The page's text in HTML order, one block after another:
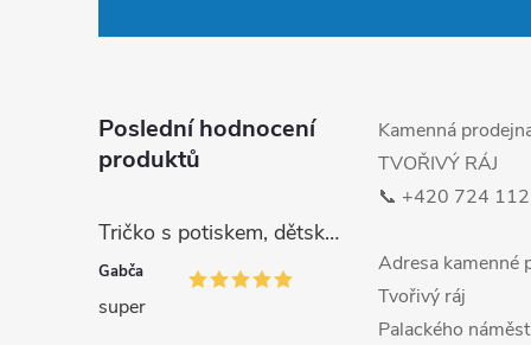
Poslední hodnocení
produktů
Tričko s potiskem, dětské, MALÁ DRŽKATÁ HOLKA, 1 ks
Gabča
super
Kamenná
TVOŘIVÝ RÁJ
📞 +420 724
Adresa kamenné
Tvořivý ráj
Palackého